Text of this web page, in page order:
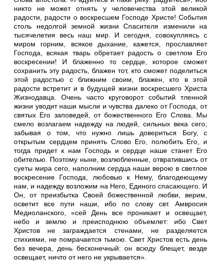
никто не может отнять у человечества этой великой
радости, радости о воскресшем Господе Христе! События
столь недолгой земной жизни Спасителя изменили на
тысячелетия весь наш мир. И сегодня, совокупляясь с
миром горним, всякое дыхание, кажется, прославляет
Господа, всякая тварь обретает радость о светлом Его
воскресении! И блаженно то сердце, которое сможет
сохранить эту радость, блажен тот, кто сможет поделиться
этой радостью с ближним своим, блажен, кто в этой
радости встретит и в будущей жизни воскресшего Христа
Жизнодавца. Очень часто круговорот событий тленной
жизни уводит наши мысли и чувства далеко от Господа, от
святых Его заповедей, от божественного Его Слова. Мы
смело возлагаем надежду на людей, сильных века сего,
забывая о том, что нужно лишь довериться Богу, с
открытым сердцем принять Слово Его, полюбить Его, и
тогда придет к нам Господь и сердце наше станет Его
обителью. Поэтому ныне, возлюбленные, отвратившись от
суеты мира сего, наполним сердца наши верою в светлое
воскресение Господа, любовью к Нему, благодеющему
нам, и надежду возложим на Него, Единого спасающего. И
Он, от преизбытка Своей божественной любви, верим,
осветит все пути наши, ибо по слову свт. Амвросия
Медиоланского, «сей День все проникает и освещает,
небо и землю и преисподнюю объемлет: ибо Свет
Христов не заграждается стенами, не разделяется
стихиями, не помрачается тьмою. Свет Христов есть день
без вечера, день бесконечный: он всюду блещет, везде
освещает, ничто от него не укрывается».